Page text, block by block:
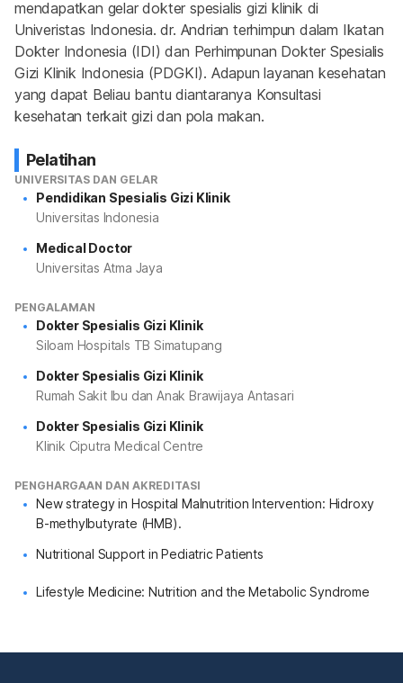
mendapatkan gelar dokter spesialis gizi klinik di
Univeristas Indonesia. dr. Andrian terhimpun dalam Ikatan
Dokter Indonesia (IDI) dan Perhimpunan Dokter Spesialis
Gizi Klinik Indonesia (PDGKI). Adapun layanan kesehatan
yang dapat Beliau bantu diantaranya Konsultasi
kesehatan terkait gizi dan pola makan.
Pelatihan
UNIVERSITAS DAN GELAR
Pendidikan Spesialis Gizi Klinik
Universitas Indonesia
Medical Doctor
Universitas Atma Jaya
PENGALAMAN
Dokter Spesialis Gizi Klinik
Siloam Hospitals TB Simatupang
Dokter Spesialis Gizi Klinik
Rumah Sakit Ibu dan Anak Brawijaya Antasari
Dokter Spesialis Gizi Klinik
Klinik Ciputra Medical Centre
PENGHARGAAN DAN AKREDITASI
New strategy in Hospital Malnutrition Intervention: Hidroxy
B-methylbutyrate (HMB).
Nutritional Support in Pediatric Patients
Lifestyle Medicine: Nutrition and the Metabolic Syndrome